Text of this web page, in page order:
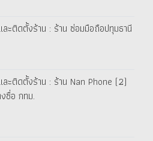
ะติดตั้งร้าน : ร้าน ซ่อมมือถือปทุมธานี
ะติดตั้งร้าน : ร้าน Nan Phone (2)
ซื่อ กทม.